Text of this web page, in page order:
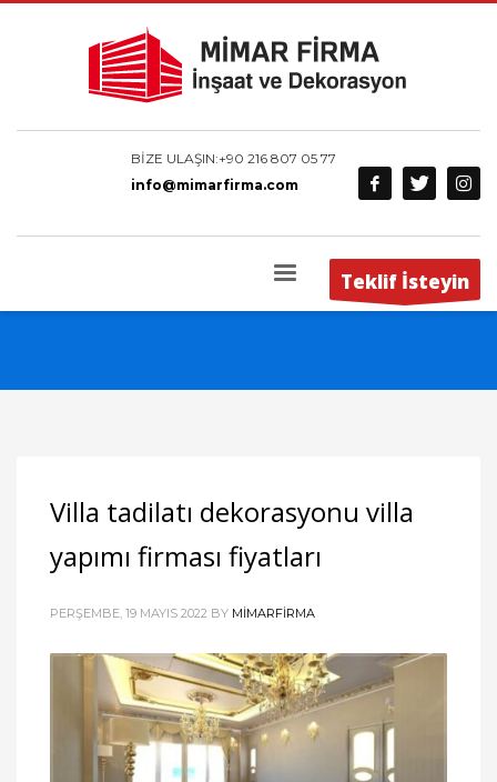
BİZE ULAŞIN:+90 216 807 05 77
info@mimarfirma.com
Teklif İsteyin
Villa tadilatı dekorasyonu villa
yapımı firması fiyatları
PERŞEMBE, 19 MAYIS 2022 BY MIMARFIRMA